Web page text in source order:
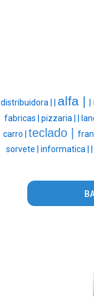
distribuidora | alfa |
fabricas | pizzaria |
carro | teclado |
sorvete | informatica |